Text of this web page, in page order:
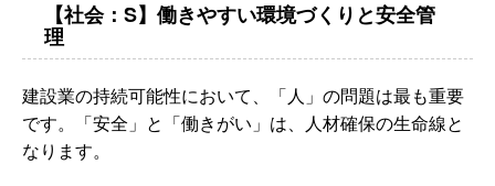
【社会：S】働きやすい環境づくりと安全管
理
建設業の持続可能性において、「人」の問題は最も重要
です。「安全」と「働きがい」は、人材確保の生命線と
なります。